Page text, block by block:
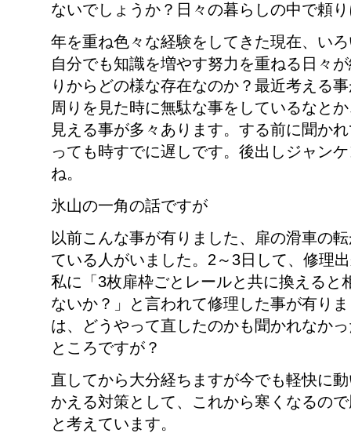
ないでしょうか？日々の暮らしの中で頼
年を重ね色々な経験をしてきた現在、い
自分でも知識を増やす努力を重ねる日々
りからどの様な存在なのか？最近考える
周りを見た時に無駄な事をしているなと
見える事が多々あります。する前に聞か
っても時すでに遅しです。後出しジャン
ね。
氷山の一角の話ですが
以前こんな事が有りました、扉の滑車の
ている人がいました。2～3日して、修理
私に「3枚扉枠ごとレールと共に換えると
ないか？」と言われて修理した事が有り
は、どうやって直したのかも聞かれなか
ところですが？
直してから大分経ちますが今でも軽快に
かえる対策として、これから寒くなるの
と考えています。